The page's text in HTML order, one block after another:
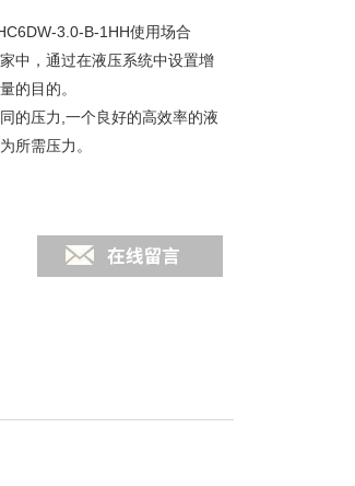
3.0-B-1HH使用场合
中，通过在液压系统中设置增
的目的。
的压力,一个良好的高效率的液
所需压力。